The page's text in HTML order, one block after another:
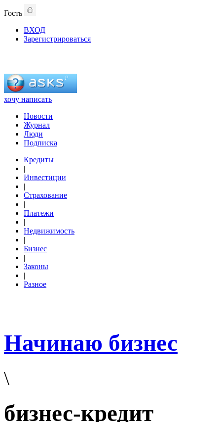
Гость
ВХОД
Зарегистрироваться
хочу написать
Новости
Журнал
Люди
Подписка
Кредиты
|
Инвестиции
|
Страхование
|
Платежи
|
Недвижимость
|
Бизнес
|
Законы
|
Разное
Начинаю бизнес
\
бизнес-кредит